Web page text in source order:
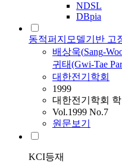
NDSL
DBpia
동적퍼지모델기반 고
배상욱(Sang-
귀태(Gwi-Tae
대한전기학회
1999
대한전기학회
Vol.1999 No.7
원문보기
KCI등재